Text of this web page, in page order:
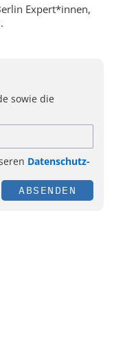
Expert*innen,
sowie die
Datenschutz-
ABSENDEN